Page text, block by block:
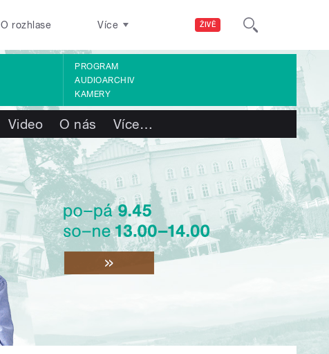
ŽIVĚ
O rozhlase Více
PROGRAM
AUDIOARCHIV
KAMERY
Video O nás Více…